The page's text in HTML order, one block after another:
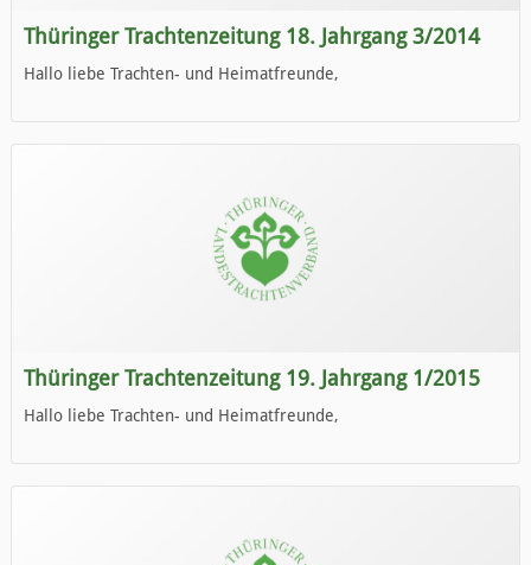
Thüringer Trachtenzeitung 18. Jahrgang 3/2014
Hallo liebe Trachten- und Heimatfreunde,
Wir wünschen Euch viel Spaß beim Lesen.
Thüringer Trachtenzeitung 19. Jahrgang 1/2015
Hallo liebe Trachten- und Heimatfreunde,
Wir wünschen Euch viel Spaß beim Lesen.